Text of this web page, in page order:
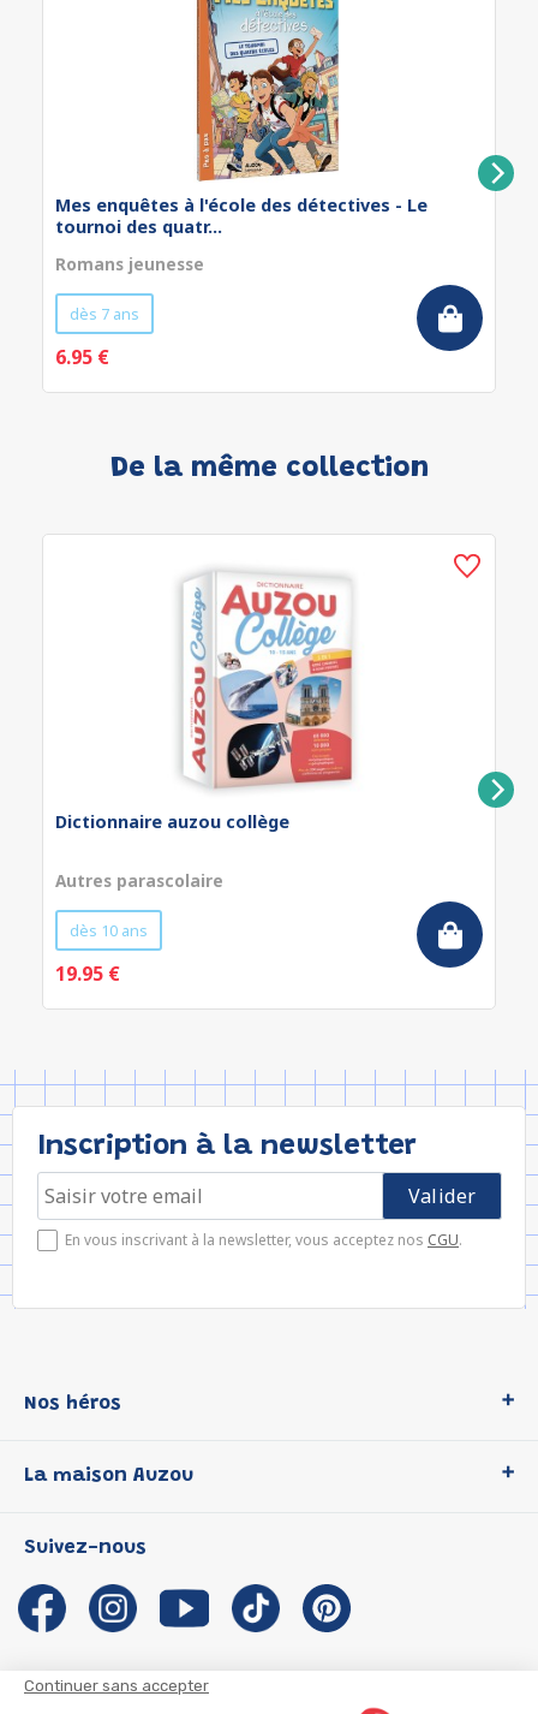
Continuer sans accepter
Mes enquêtes à l'école des détectives - Le
tournoi des quatr...
Romans jeunesse
dès 7 ans
6.95 €
De la même collection
Dictionnaire auzou collège
Autres parascolaire
dès 10 ans
19.95 €
Inscription à la newsletter
En vous inscrivant à la newsletter, vous acceptez nos CGU.
Nos héros
P'tit Loup
Les Influenceuses
Migali
Petite Taupe
La maison Auzou
Notre histoire
Auzou s'engage
Auteurs et illustrateurs Auzou
Suivez-nous